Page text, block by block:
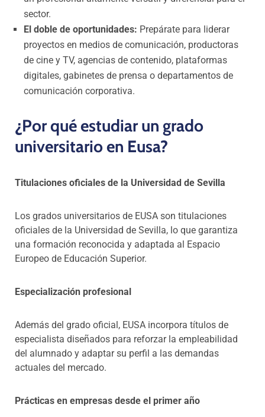
sector.
El doble de oportunidades: Prepárate para liderar
proyectos en medios de comunicación, productoras
de cine y TV, agencias de contenido, plataformas
digitales, gabinetes de prensa o departamentos de
comunicación corporativa.
¿Por qué estudiar un grado
universitario en Eusa?
Titulaciones oficiales de la Universidad de Sevilla
Los grados universitarios de EUSA son titulaciones
oficiales de la Universidad de Sevilla, lo que garantiza
una formación reconocida y adaptada al Espacio
Europeo de Educación Superior.
Especialización profesional
Además del grado oficial, EUSA incorpora títulos de
especialista diseñados para reforzar la empleabilidad
del alumnado y adaptar su perfil a las demandas
actuales del mercado.
Prácticas en empresas desde el primer año